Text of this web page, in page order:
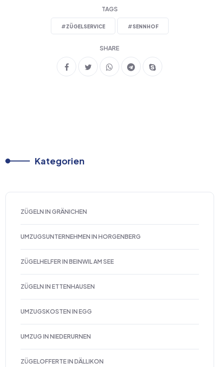
TAGS
#ZÜGELSERVICE #SENNHOF
SHARE
Kategorien
ZÜGELN IN GRÄNICHEN
UMZUGSUNTERNEHMEN IN HORGENBERG
ZÜGELHELFER IN BEINWIL AM SEE
ZÜGELN IN ETTENHAUSEN
UMZUGSKOSTEN IN EGG
UMZUG IN NIEDERURNEN
ZÜGELOFFERTE IN DÄLLIKON